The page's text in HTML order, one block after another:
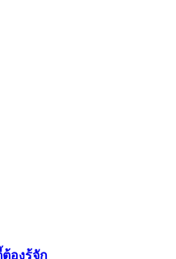
ต้องรู้จัก